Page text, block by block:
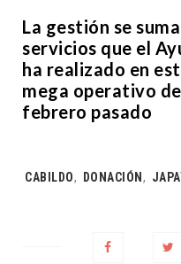
La gestión se
servicios que el
ha realizado en
mega operativo
febrero pasado
Tags:
CABILDO, DONACIÓN ,